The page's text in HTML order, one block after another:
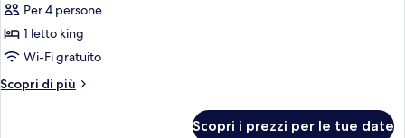
Camera
familiare
(Yu
Standard
Floor)
Per 4 persone
1 letto king
Wi-Fi gratuito
Scopri di più
Altri
Scopri i prezzi per le tue date